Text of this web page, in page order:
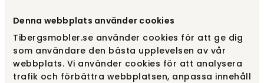
Denna webbplats använder cookies
Tibergsmobler.se använder cookies för att ge dig
som användare den bästa upplevelsen av vår
webbplats. Vi använder cookies för att analysera
trafik och förbättra webbplatsen, anpassa innehåll
PJ65 Bordslampa Oxblod
Örsjö Belysning
PJ65 Bordslampa
Tallgrön
Örsjö Belysning